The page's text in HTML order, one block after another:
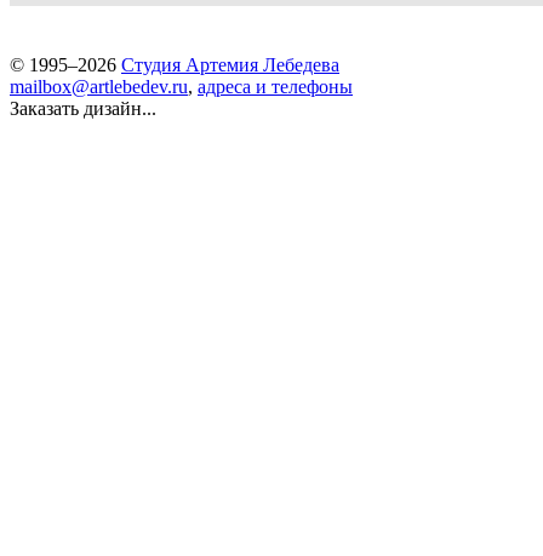
© 1995–2026 Студия Артемия Лебедева
mailbox@artlebedev.ru, адреса и телефоны
Заказать дизайн...